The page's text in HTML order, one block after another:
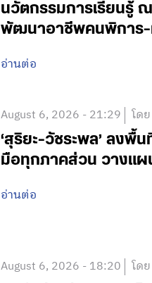
นวัตกรรมการเรียนรู้ ณ
พัฒนาอาชีพคนพิการ-
อ่านต่อ
August 6, 2026 - 21:29 โด
‘สุริยะ-วัชระพล’ ลงพื้
มือทุกภาคส่วน วางแผ
อ่านต่อ
August 6, 2026 - 18:20 โด